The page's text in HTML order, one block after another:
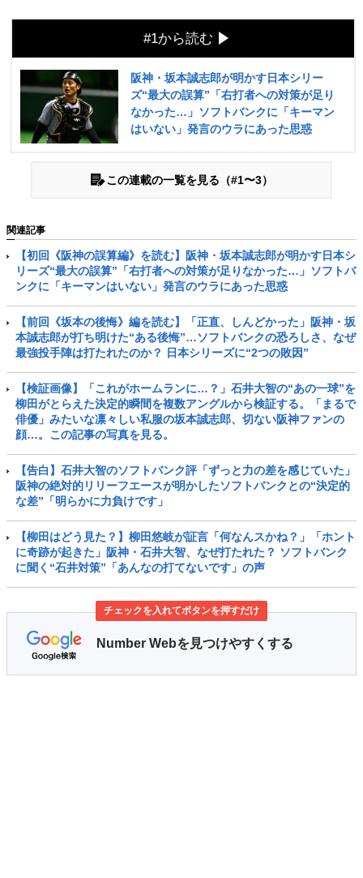
#1から読む
阪神・坂本誠志郎が明かす日本シリー
ズ“最大の誤算”「右打者への対策が足り
なかった…」ソフトバンクに「キーマン
はいない」発言のウラにあった思惑
この連載の一覧を見る（#1〜3）
関連記事
【初回《阪神の誤算編》を読む】阪神・坂本誠志郎が明かす日本シ
リーズ“最大の誤算”「右打者への対策が足りなかった…」ソフトバ
ンクに「キーマンはいない」発言のウラにあった思惑
【前回《坂本の後悔》編を読む】「正直、しんどかった」阪神・坂
本誠志郎が打ち明けた“ある後悔”…ソフトバンクの恐ろしさ、なぜ
最強投手陣は打たれたのか？ 日本シリーズに“2つの敗因”
【検証画像】「これがホームランに…？」石井大智の“あの一球”を
柳田がとらえた決定的瞬間を複数アングルから検証する。「まるで
俳優」みたいな凛々しい私服の坂本誠志郎、切ない阪神ファンの
顔…。この記事の写真を見る。
【告白】石井大智のソフトバンク評「ずっと力の差を感じていた」
阪神の絶対的リリーフエースが明かしたソフトバンクとの“決定的
な差”「明らかに力負けです」
【柳田はどう見た？】柳田悠岐が証言「何なんスかね？」「ホント
に奇跡が起きた」阪神・石井大智、なぜ打たれた？ ソフトバンク
に聞く“石井対策”「あんなの打てないです」の声
チェックを入れてボタンを押すだけ
Number Webを見つけやすくする